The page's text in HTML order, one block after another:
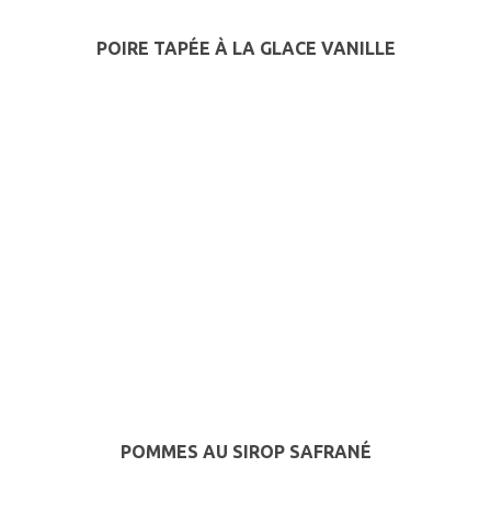
POIRE TAPÉE À LA GLACE VANILLE
POMMES AU SIROP SAFRANÉ